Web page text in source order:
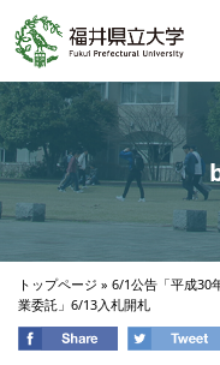
トップページ » 6/1公告「平成30
業委託」6/13入札開札